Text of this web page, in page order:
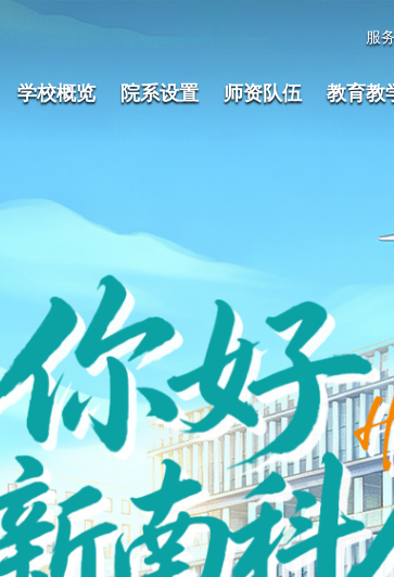
服
教育教
师资队伍
院系设置
学校概览